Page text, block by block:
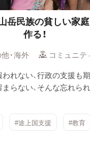
岳民族の貧しい家
作る！
・海外
コミュニテ
れない、行政の支援も
らない、そんな忘れら
#途上国支援 #教育